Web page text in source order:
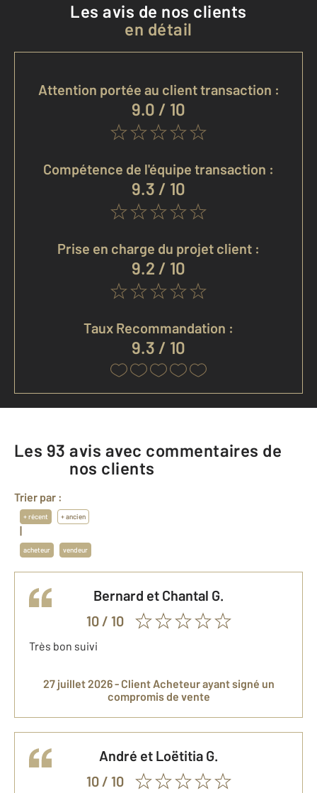
Les avis de nos clients
en détail
Attention portée au client transaction :
9.0 / 10
Compétence de l'équipe transaction :
9.3 / 10
Prise en charge du projet client :
9.2 / 10
Taux Recommandation :
9.3 / 10
Les 93avis avec commentaires de
nos clients
Trier par :
+ récent + ancien
|
acheteur vendeur
Bernard et Chantal G.
10/ 10
Très bon suivi
27 juillet 2026 - Client Acheteurayant signé un
compromis de vente
André et Loëtitia G.
10/ 10